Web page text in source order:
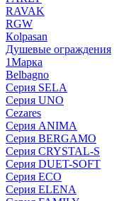
RAVAK
RGW
Кolpasan
Душевые ограждения
1Марка
Belbagno
Серия SELA
Серия UNO
Cezares
Серия ANIMA
Серия BERGAMO
Серия CRYSTAL-S
Серия DUET-SOFT
Серия ECO
Серия ELENA